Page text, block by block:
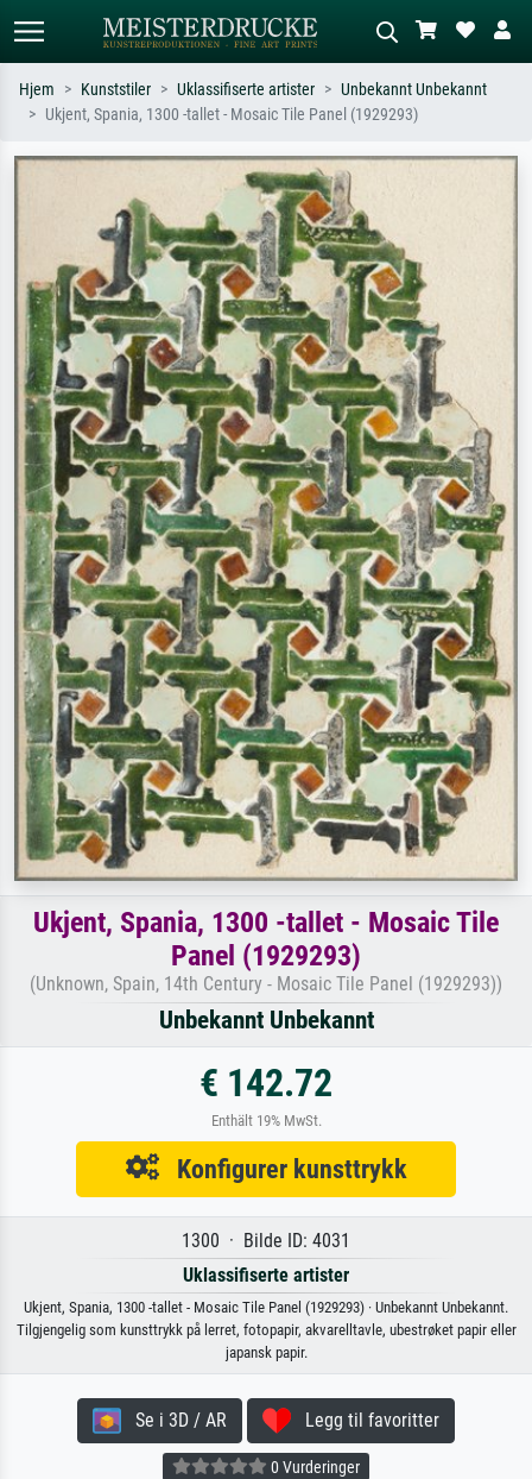
Søk etter kunstner, tittel eller stil – for
eksempel Monet, Stjernenatt,
impresjonisme, Hokusai-bølgen, akt.
Beskriv scenen – for eksempel grønn
eng, abstrakt med mye rødt, mørkt
oljemaleri, stående akt ved et tre.
Hjem Kunststiler Uklassifiserte artister
Unbekannt Unbekannt
Ukjent, Spania, 1300 -tallet - Mosaic Tile Panel (1929293)
Ukjent, Spania, 1300 -tallet - Mosaic Tile
Panel (1929293)
(Unknown, Spain, 14th Century - Mosaic Tile Panel (1929293))
Unbekannt Unbekannt
€ 142.72
Enthält 19% MwSt.
Konfigurer kunsttrykk
1300 · Bilde ID: 4031
Uklassifiserte artister
Ukjent, Spania, 1300 -tallet - Mosaic Tile Panel (1929293) · Unbekannt Unbekannt.
Tilgjengelig som kunsttrykk på lerret, fotopapir, akvarelltavle, ubestrøket papir eller
japansk papir.
Se i 3D / AR Legg til favoritter
0 Vurderinger